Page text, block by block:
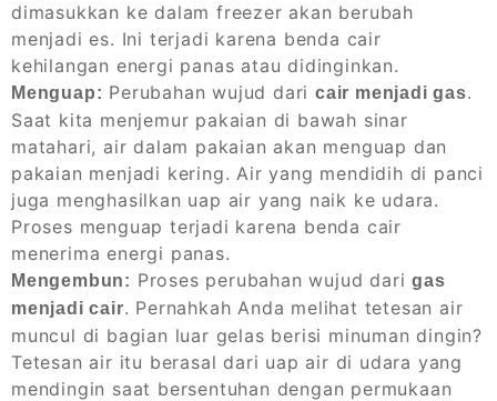
dimasukkan ke dalam freezer akan berubah
menjadi es. Ini terjadi karena benda cair
kehilangan energi panas atau didinginkan.
Menguap: Perubahan wujud daricair menjadi gas.
Saat kita menjemur pakaian di bawah sinar
matahari, air dalam pakaian akan menguap dan
pakaian menjadi kering. Air yang mendidih di panci
juga menghasilkan uap air yang naik ke udara.
Proses menguap terjadi karena benda cair
menerima energi panas.
Mengembun: Proses perubahan wujud darigas
menjadi cair. Pernahkah Anda melihat tetesan air
muncul di bagian luar gelas berisi minuman dingin?
Tetesan air itu berasal dari uap air di udara yang
mendingin saat bersentuhan dengan permukaan